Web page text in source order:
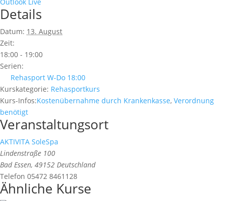
Details
Datum: 13. August
Zeit:
18:00 - 19:00
Serien:
Rehasport W-Do 18:00
Kurskategorie: Rehasportkurs
Kurs-Infos:Kostenübernahme durch Krankenkasse, Verordnung
benötigt
Veranstaltungsort
AKTIVITA SoleSpa
Lindenstraße 100
Bad Essen, 49152 Deutschland
Telefon 05472 8461128
Ähnliche Kurse